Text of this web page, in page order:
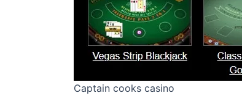
Captain cooks casino